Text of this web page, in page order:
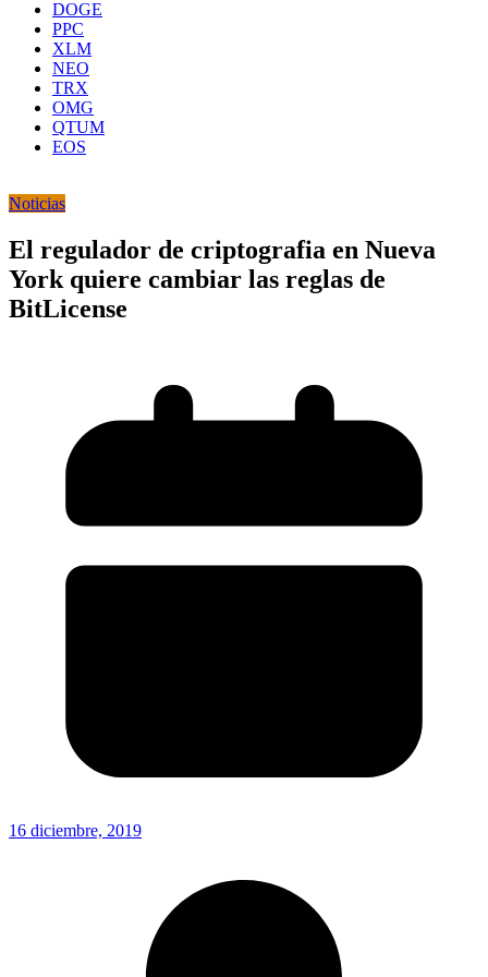
DOGE
PPC
XLM
NEO
TRX
OMG
QTUM
EOS
Noticias
El regulador de criptografia en Nueva
York quiere cambiar las reglas de
BitLicense
16 diciembre, 2019